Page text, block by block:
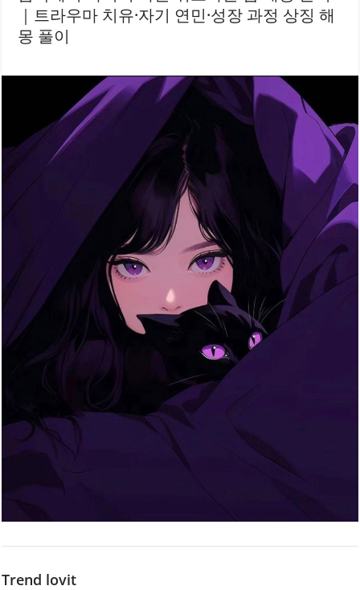
｜트라우마 치유·자기 연민·성장 과정 상징 해
몽 풀이
Trend lovit